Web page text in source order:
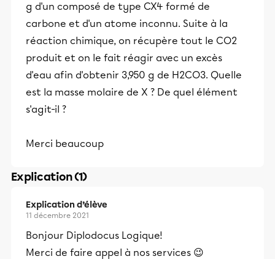
g d'un composé de type CX4 formé de
carbone et d'un atome inconnu. Suite à la
réaction chimique, on récupère tout le CO2
produit et on le fait réagir avec un excès
d'eau afin d'obtenir 3,950 g de H2CO3. Quelle
est la masse molaire de X ? De quel élément
s'agit-il ?
Merci beaucoup
Explication (1)
Explication d’élève
11 décembre 2021
Bonjour Diplodocus Logique!
Merci de faire appel à nos services 😉